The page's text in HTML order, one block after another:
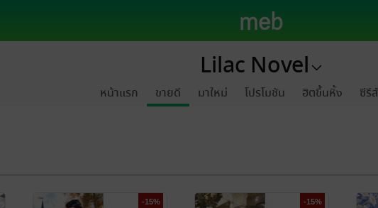
Lilac Novel
หน้าแรก ขายดี มาใหม่ โปรโมชัน ฮิตขึ้นหิ้ง ซีรีส์
-15% -15%